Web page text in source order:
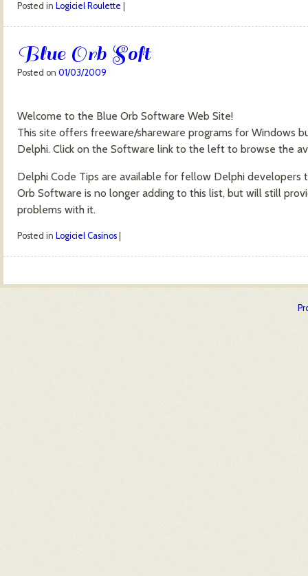
Posted in Logiciel Roulette
Blue Orb Soft
Posted on 01/03/2009
Welcome to the Blue Orb Software Web Site!
This site offers freeware/shareware programs for Windows
Delphi. Click on the Software link to the left to browse the
Delphi Code Tips are available for fellow Delphi developers
Orb Software is no longer adding to this list, but will still
problems with it.
Posted in Logiciel Casinos
Post navigation